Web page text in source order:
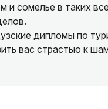
и сомелье в таких
дипломы по
вас страстью к